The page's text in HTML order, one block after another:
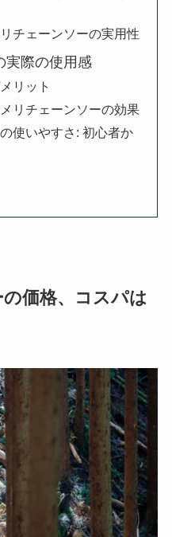
チェーンソーの実用性
実際の使用感
リット
リチェーンソーの効果
使いやすさ: 初心者か
価格、コスパは